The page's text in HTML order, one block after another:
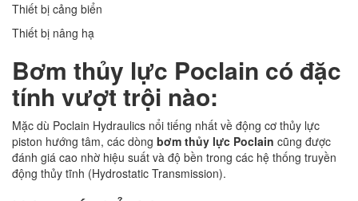
Thiết bị cảng biển
Thiết bị nâng hạ
Bơm thủy lực Poclain có đặc
tính vượt trội nào:
Mặc dù Poclain Hydraulics nổi tiếng nhất về động cơ thủy lực
piston hướng tâm, các dòng bơm thủy lực Poclain cũng được
đánh giá cao nhờ hiệu suất và độ bền trong các hệ thống truyền
động thủy tĩnh (Hydrostatic Transmission).